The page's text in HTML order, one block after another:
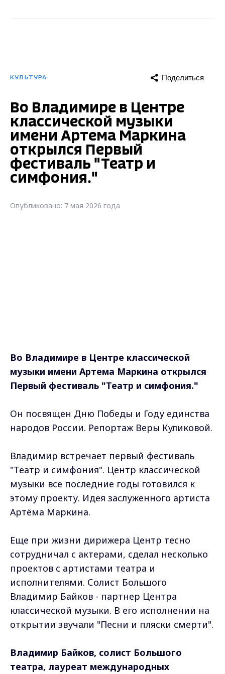
КУЛЬТУРА Поделиться
Во Владимире в Центре
классической музыки
имени Артема Маркина
открылся Первый
фестиваль "Театр и
симфония."
Опубликовано: 7 мая 2026 года
Во Владимире в Центре классической
музыки имени Артема Маркина открылся
Первый фестиваль "Театр и симфония."
Он посвящен Дню Победы и Году единства
народов России. Репортаж Веры Куликовой.
Владимир встречает первый фестиваль
"Театр и симфония". Центр классической
музыки все последние годы готовился к
этому проекту. Идея заслуженного артиста
Артёма Маркина.
Еще при жизни дирижера Центр тесно
сотрудничал с актерами, сделал несколько
проектов с артистами театра и
исполнителями. Солист Большого
Владимир Байков - партнер Центра
классической музыки. В его исполнении на
открытии звучали "Песни и пляски смерти".
Владимир Байков, солист Большого
театра, лауреат международных